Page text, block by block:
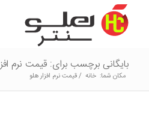
بایگانی برچسب برای: قیمت نرم
مکان شما: خانه /قیمت نرم افزار هلو